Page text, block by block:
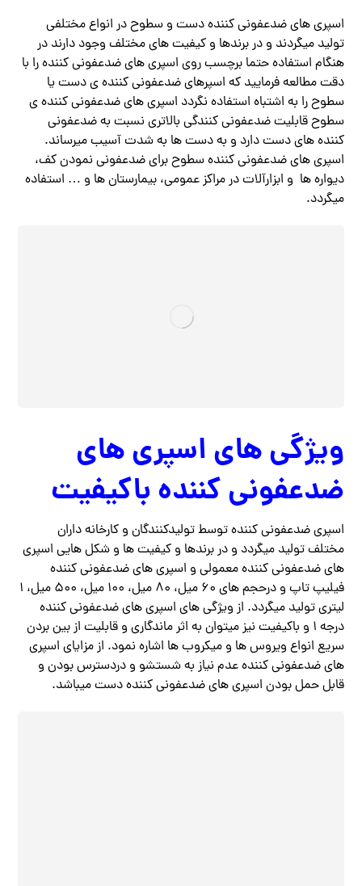
اسپری های ضدعفونی کننده دست و سطوح در انواع مختلفی
تولید میگردند و در برندها و کیفیت های مختلف وجود دارند در
هنگام استفاده حتما برچسب روی اسپری های ضدعفونی کننده را با
دقت مطالعه فرمایید که اسپرهای ضدعفونی کننده ی دست یا
سطوح را به اشتباه استفاده نگردد اسپری های ضدعفونی کننده ی
سطوح قابلیت ضدعفونی کنندگی بالاتری نسبت به ضدعفونی
کننده های دست دارد و به دست ها به شدت آسیب میرساند.
اسپری های ضدعفونی کننده سطوح برای ضدعفونی نمودن کف،
دیواره ها و ابزارآلات در مراکز عمومی، بیمارستان ها و … استفاده
میگردد.
ویژگی های اسپری های
ضدعفونی کننده باکیفیت
اسپری ضدعفونی کننده توسط تولیدکنندگان و کارخانه داران
مختلف تولید میگردد و در برندها و کیفیت ها و شکل هایی اسپری
های ضدعفونی کننده معمولی و اسپری های ضدعفونی کننده
فیلیپ تاپ و درحجم های ۶۰ میل، ۸۰ میل، ۱۰۰ میل، ۵۰۰ میل، ۱
لیتری تولید میگردد. از ویژگی های اسپری های ضدعفونی کننده
درجه ۱ و باکیفیت نیز میتوان به اثر ماندگاری و قابلیت از بین بردن
سریع انواع ویروس ها و میکروب ها اشاره نمود. از مزایای اسپری
های ضدعفونی کننده عدم نیاز به شستشو و دردسترس بودن و
قابل حمل بودن اسپری های ضدعفونی کننده دست میباشد.